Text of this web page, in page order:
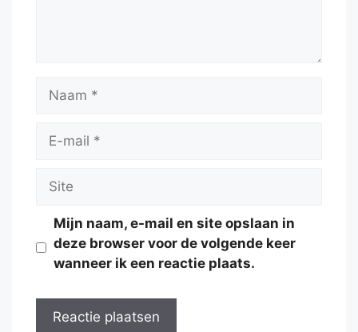
Naam
Site
Mijn naam, e-mail en site opslaan in
deze browser voor de volgende keer
wanneer ik een reactie plaats.